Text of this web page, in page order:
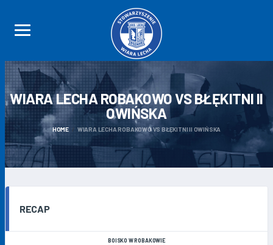
WIARA LECHA ROBAKOWO VS BŁĘKITNI II
OWIŃSKA
HOME WIARA LECHA ROBAKOWO VS BŁĘKITNI II OWIŃSKA
RECAP
BOISKO W ROBAKOWIE